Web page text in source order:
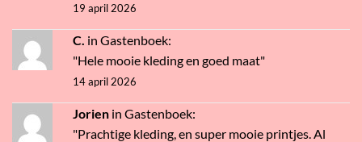
19 april 2026
C. in Gastenboek:
"Hele mooie kleding en goed maat"
14 april 2026
Jorien in Gastenboek:
"Prachtige kleding, en super mooie printjes. Al